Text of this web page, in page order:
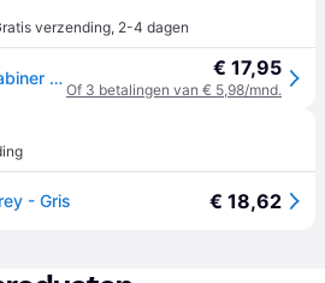
verzending, 2-4 dagen
Ocun Osprey Twist Karabiner - Groen € 17,95
Of 3 betalingen van € 5,98/mnd.
- Gris € 18,62